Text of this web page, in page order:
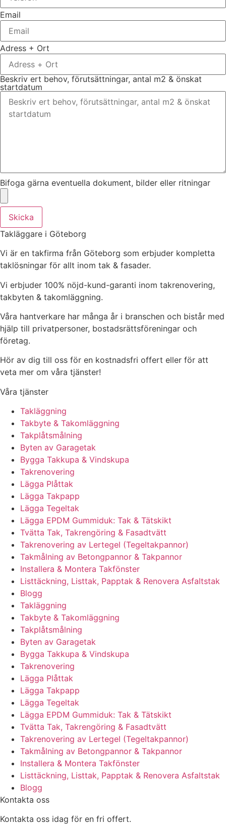
Email
Adress + Ort
Beskriv ert behov, förutsättningar, antal m2 & önskat
startdatum
Bifoga gärna eventuella dokument, bilder eller ritningar
Skicka
Takläggare i Göteborg
Vi är en takfirma från Göteborg som erbjuder kompletta
taklösningar för allt inom tak & fasader.
Vi erbjuder 100% nöjd-kund-garanti inom takrenovering,
takbyten & takomläggning.
Våra hantverkare har många år i branschen och bistår med
hjälp till privatpersoner, bostadsrättsföreningar och
företag.
Hör av dig till oss för en kostnadsfri offert eller för att
veta mer om våra tjänster!
Våra tjänster
Takläggning
Takbyte & Takomläggning
Takplåtsmålning
Byten av Garagetak
Bygga Takkupa & Vindskupa
Takrenovering
Lägga Plåttak
Lägga Takpapp
Lägga Tegeltak
Lägga EPDM Gummiduk: Tak & Tätskikt
Tvätta Tak, Takrengöring & Fasadtvätt
Takrenovering av Lertegel (Tegeltakpannor)
Takmålning av Betongpannor & Takpannor
Installera & Montera Takfönster
Listtäckning, Listtak, Papptak & Renovera Asfaltstak
Blogg
Takläggning
Takbyte & Takomläggning
Takplåtsmålning
Byten av Garagetak
Bygga Takkupa & Vindskupa
Takrenovering
Lägga Plåttak
Lägga Takpapp
Lägga Tegeltak
Lägga EPDM Gummiduk: Tak & Tätskikt
Tvätta Tak, Takrengöring & Fasadtvätt
Takrenovering av Lertegel (Tegeltakpannor)
Takmålning av Betongpannor & Takpannor
Installera & Montera Takfönster
Listtäckning, Listtak, Papptak & Renovera Asfaltstak
Blogg
Kontakta oss
Kontakta oss idag för en fri offert.